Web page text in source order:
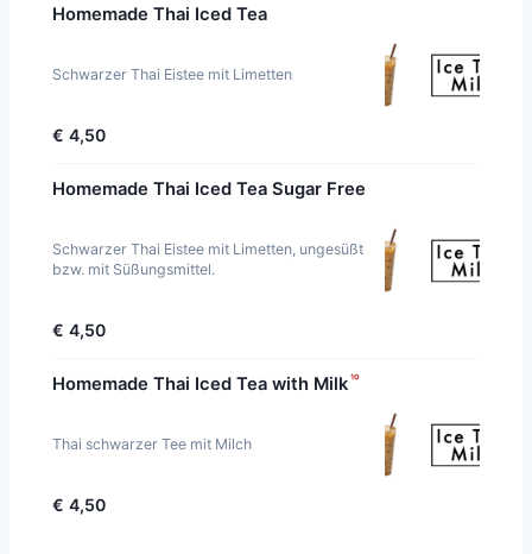
Homemade Thai Iced Tea
Schwarzer Thai Eistee mit Limetten
€ 4,50
Homemade Thai Iced Tea Sugar Free
Schwarzer Thai Eistee mit Limetten, ungesüßt
bzw. mit Süßungsmittel.
€ 4,50
Homemade Thai Iced Tea with Milk¹⁰
Thai schwarzer Tee mit Milch
€ 4,50